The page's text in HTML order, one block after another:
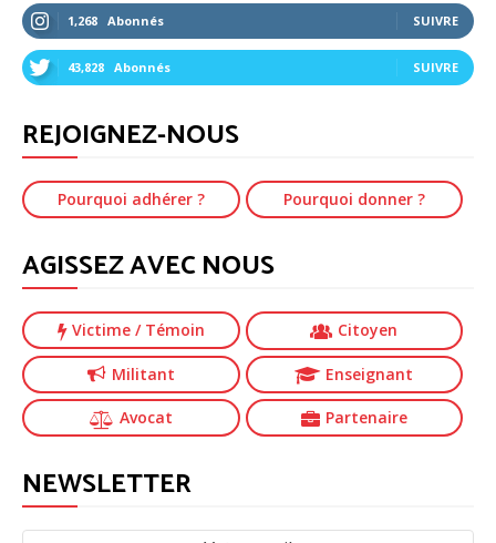
1,268 Abonnés SUIVRE
43,828 Abonnés SUIVRE
REJOIGNEZ-NOUS
Pourquoi adhérer ? Pourquoi donner ?
AGISSEZ AVEC NOUS
Victime / Témoin Citoyen
Militant Enseignant
Avocat Partenaire
NEWSLETTER